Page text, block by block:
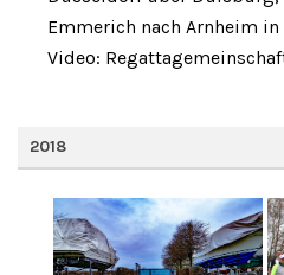
Emmerich nach Arnheim
Video:
2018